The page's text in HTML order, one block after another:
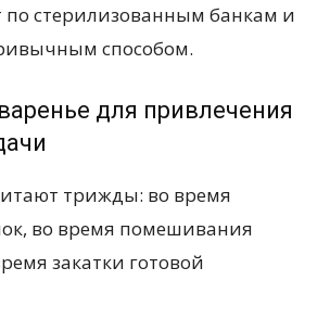
стерилизованным банкам и
способом.
для привлечения
трижды: во время
во время помешивания
закатки готовой